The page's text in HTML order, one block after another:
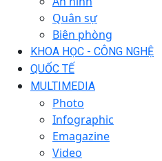
Quân sự
Biên phòng
KHOA HỌC - CÔNG NGHỆ
QUỐC TẾ
MULTIMEDIA
Photo
Infographic
Emagazine
Video